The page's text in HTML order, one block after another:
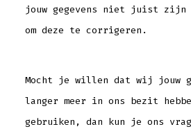
jouw gegevens niet juist zijn
om deze te corrigeren.
Mocht je willen dat wij jouw
langer meer in ons bezit
gebruiken, dan kun je ons